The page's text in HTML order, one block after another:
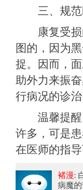
三、规范
康复受损
图的，因为
捉。因而，
助外力来振
行病况的诊治
温馨提醒
许多，可是
在医师的指
褚漫:
病魔